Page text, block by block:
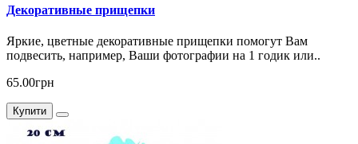
Декоративные прищепки
Яркие, цветные декоративные прищепки помогут Вам
подвесить, например, Ваши фотографии на 1 годик или..
65.00грн
Купити